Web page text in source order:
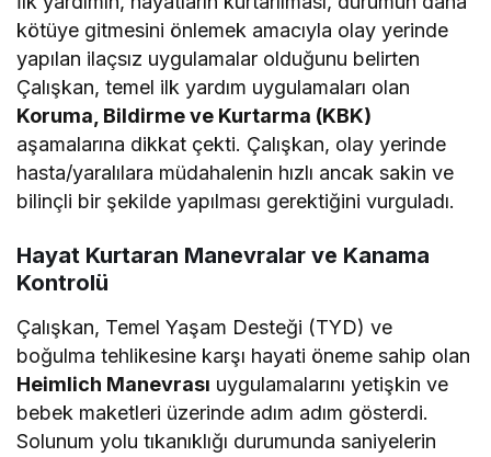
kötüye gitmesini önlemek amacıyla olay yerinde
yapılan ilaçsız uygulamalar olduğunu belirten
Çalışkan, temel ilk yardım uygulamaları olan
Koruma, Bildirme ve Kurtarma (KBK)
aşamalarına dikkat çekti. Çalışkan, olay yerinde
hasta/yaralılara müdahalenin hızlı ancak sakin ve
bilinçli bir şekilde yapılması gerektiğini vurguladı.
Hayat Kurtaran Manevralar ve Kanama
Kontrolü
Çalışkan, Temel Yaşam Desteği (TYD) ve
boğulma tehlikesine karşı hayati öneme sahip olan
Heimlich Manevrası uygulamalarını yetişkin ve
bebek maketleri üzerinde adım adım gösterdi.
Solunum yolu tıkanıklığı durumunda saniyelerin